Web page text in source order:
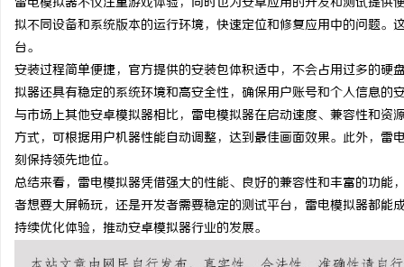
雷电模拟器不仅注重游戏体验，同时也为安卓应用的开发和测试提
拟不同设备和系统版本的运行环境，快速定位和修复应用中的问题
台。
安装过程简单便捷，官方提供的安装包体积适中，不会占用过多的
拟器还具有稳定的系统环境和高安全性，确保用户账号和个人信息的
与市场上其他安卓模拟器相比，雷电模拟器在启动速度、兼容性和
方式，可根据用户机器性能自动调整，达到最佳画面效果。此外，
刻保持领先地位。
总结来看，雷电模拟器凭借强大的性能、良好的兼容性和丰富的功
者想要大屏畅玩，还是开发者需要稳定的测试平台，雷电模拟器都
持续优化体验，推动安卓模拟器行业的发展。
贝净 AC 国际医疗实验